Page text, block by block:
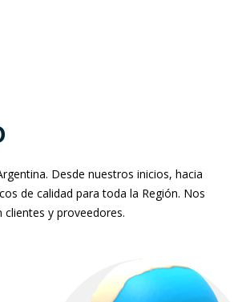
Desde nuestros inicios, hacia
de calidad para toda la Región. Nos
y proveedores.